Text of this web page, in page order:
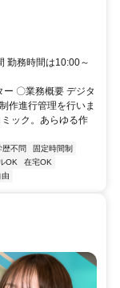
勤務時間は10:00～
〇業務概要 デジタ
作進行管理を行いま
ック。あらゆる作
歴不問
固定時間制
OK
在宅OK